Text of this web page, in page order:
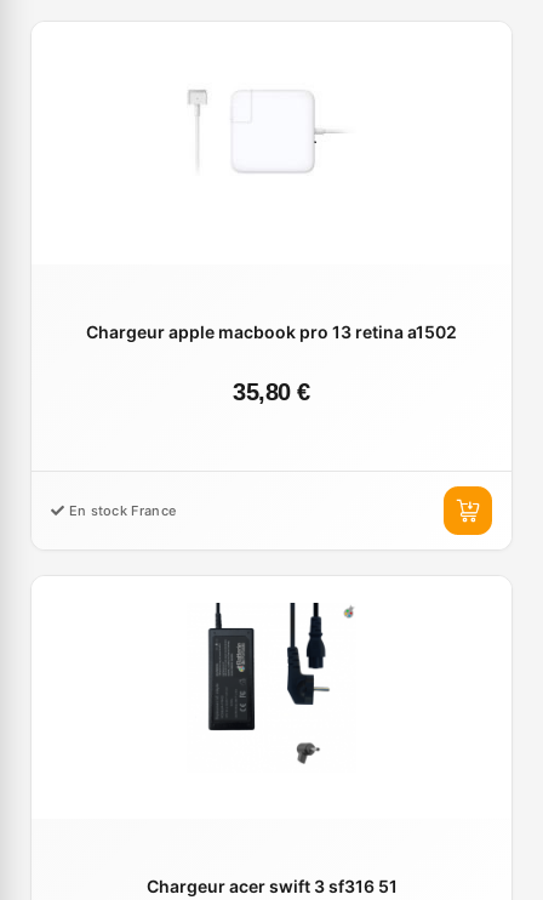
Chargeur apple macbook pro 13 retina a1502
35,80 €
En stock France
Chargeur acer swift 3 sf316 51